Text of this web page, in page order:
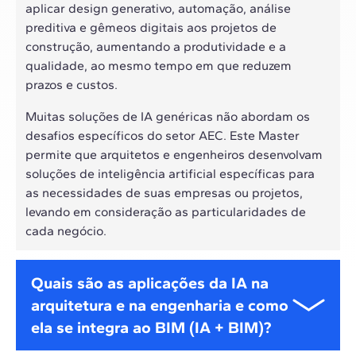
aplicar design generativo, automação, análise
preditiva e gêmeos digitais aos projetos de
construção, aumentando a produtividade e a
qualidade, ao mesmo tempo em que reduzem
prazos e custos.
Muitas soluções de IA genéricas não abordam os
desafios específicos do setor AEC. Este Master
permite que arquitetos e engenheiros desenvolvam
soluções de inteligência artificial específicas para
as necessidades de suas empresas ou projetos,
levando em consideração as particularidades de
cada negócio.
Quais são as aplicações da IA na
arquitetura e na engenharia e como
ela se integra ao BIM (IA + BIM)?